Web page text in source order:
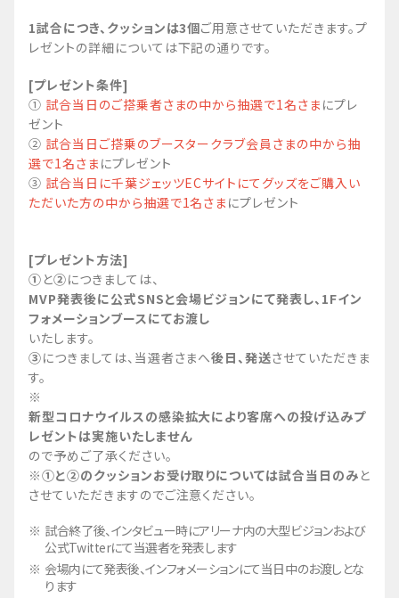
1試合につき、クッションは3個ご用意させていただきます。プ
レゼントの詳細については下記の通りです。
[プレゼント条件]
① 試合当日のご搭乗者さまの中から抽選で1名さま にプレ
ゼント
② 試合当日ご搭乗のブースタークラブ会員さまの中から抽
選で1名さま にプレゼント
③ 試合当日に千葉ジェッツECサイトにてグッズをご購入い
ただいた方の中から抽選で1名さま にプレゼント
[プレゼント方法]
① と②につきましては、
MVP発表後に公式SNSと会場ビジョンにて発表し、1Fイン
フォメーションブースにてお渡し
いたします。
③につきましては、当選者さまへ後日、発送させていただきま
す。
※
新型コロナウイルスの感染拡大により客席への投げ込みプ
レゼントは実施いたしません
ので予めご了承ください。
※①と②のクッションお受け取りについては試合当日のみ と
させていただきますのでご注意ください。
試合終了後、インタビュー時にアリーナ内の大型ビジョンおよび
公式Twitterにて当選者を発表します
会場内にて発表後、インフォメーションにて当日中のお渡しとな
ります